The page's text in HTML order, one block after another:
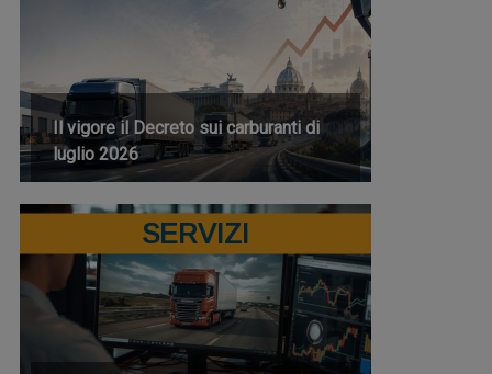
Il vigore il Decreto sui carburanti di
luglio 2026
SERVIZI